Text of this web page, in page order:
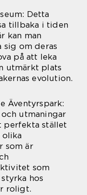
Detta
tillbaka i tiden
kan man
sig om deras
på att leka
utmärkt plats
evolution.
Äventyrspark:
utmaningar
perfekta stället
olika
som är
som
hos
roligt.